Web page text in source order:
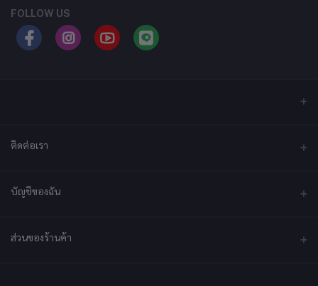
FOLLOW US
ติดต่อเรา
ที่อยู่
จังหวัดนครปฐม 73210
บัญชีของฉัน
เข้าสู่ระบบ
ส่วนของร้านค้า